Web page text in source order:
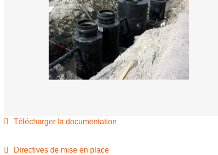
Télécharger la documentation
Directives de mise en place